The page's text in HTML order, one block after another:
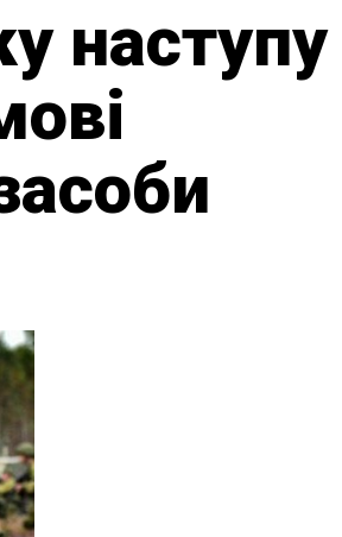
наступу